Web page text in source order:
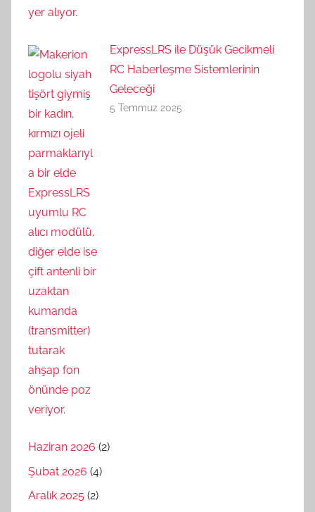
ExpressLRS ile Düşük Gecikmeli
RC Haberleşme Sistemlerinin
Geleceği
5 Temmuz 2025
Haziran 2026 (2)
Şubat 2026 (4)
Aralık 2025 (2)